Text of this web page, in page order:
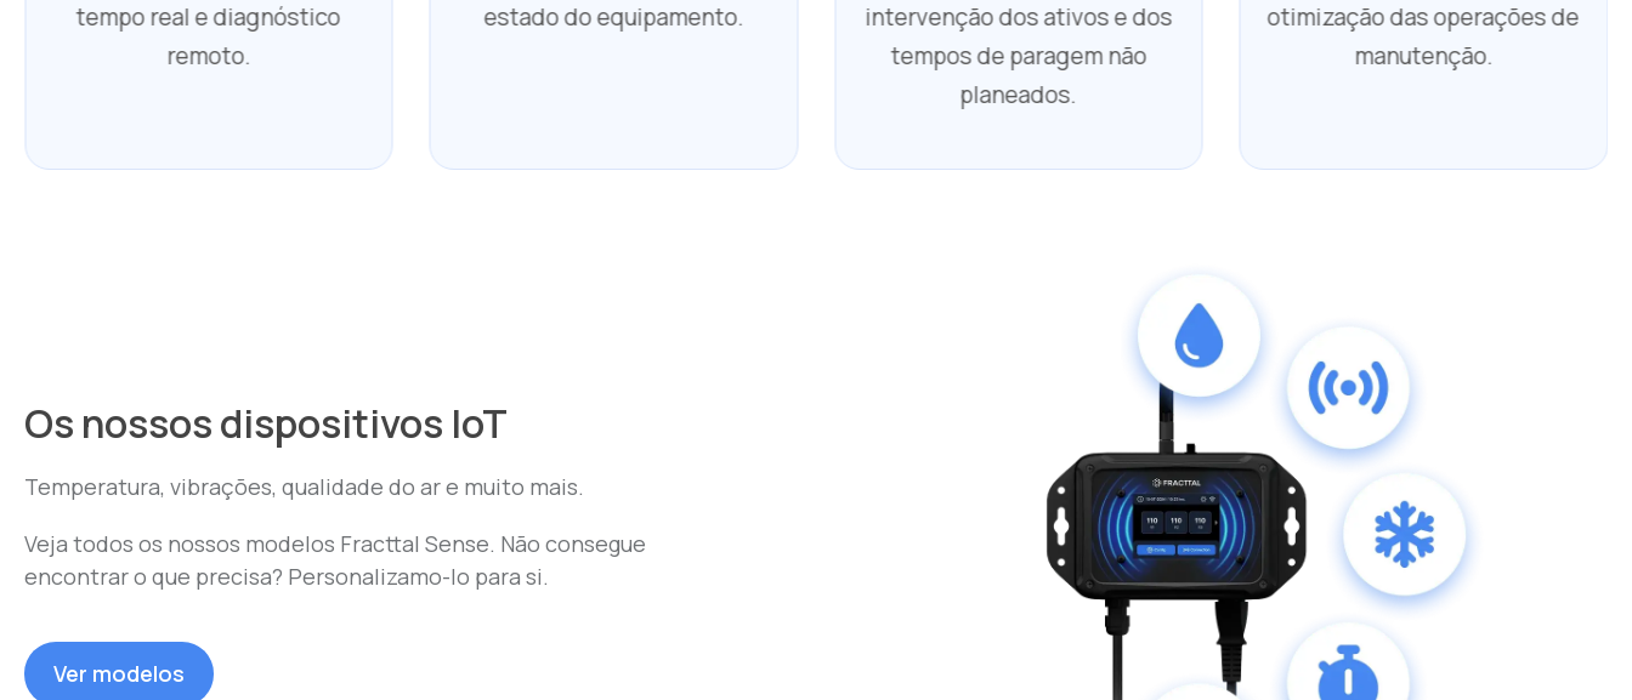
tempo real e diagnóstico
remoto.
estado do equipamento.
intervenção dos ativos e dos
tempos de paragem não
planeados.
otimização das operações de
manutenção.
Os nossos dispositivos IoT
Temperatura, vibrações, qualidade do ar e muito mais.
Veja todos os nossos modelos Fracttal Sense. Não consegue
encontrar o que precisa? Personalizamo-lo para si.
Ver modelos